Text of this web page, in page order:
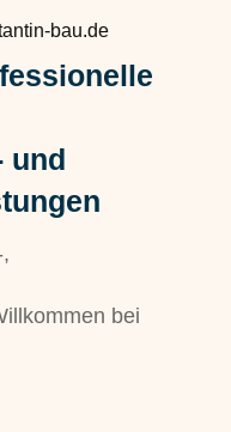
bau.de
und
bei